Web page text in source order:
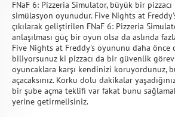
FNaF 6: Pizzeria Simulator, büyük bir
simülasyon oyunudur. Five Nights at
çıkılarak geliştirilen FNaF 6: Pizzeria
anlaşılması güç bir oyun olsa da aslında
Five Nights at Freddy's oyununu daha önce
biliyorsunuz ki pizzacı da bir güvenlik
oyuncaklara karşı kendinizi koruyordunuz,
açacaksınız. Korku dolu dakikalar
bir şube açma teklifi var fakat bunu
yerine getirmelisiniz.